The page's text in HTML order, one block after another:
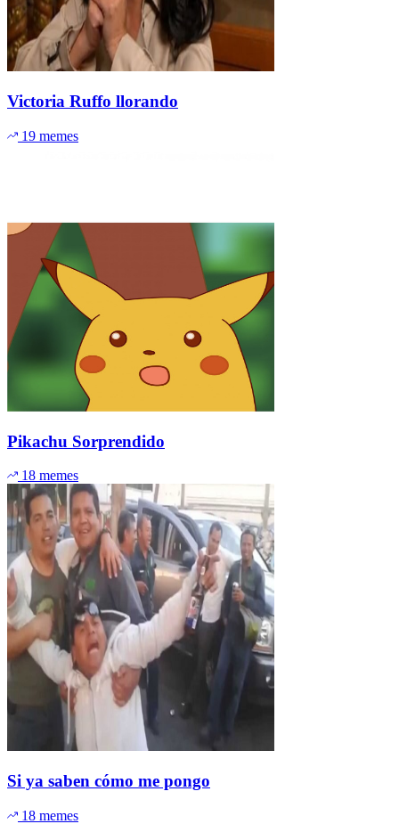
Victoria Ruffo llorando
19 memes
Pikachu Sorprendido
18 memes
Si ya saben cómo me pongo
18 memes